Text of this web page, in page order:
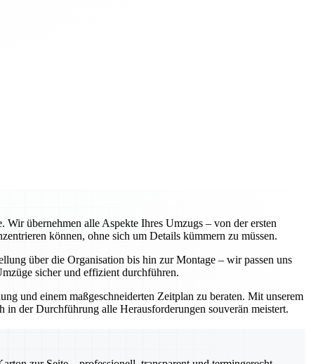
übernehmen alle Aspekte Ihres Umzugs – von der ersten
können, ohne sich um Details kümmern zu müssen.
über die Organisation bis hin zur Montage – wir passen uns
sicher und effizient durchführen.
und einem maßgeschneiderten Zeitplan zu beraten. Mit unserem
in der Durchführung alle Herausforderungen souverän meistert.